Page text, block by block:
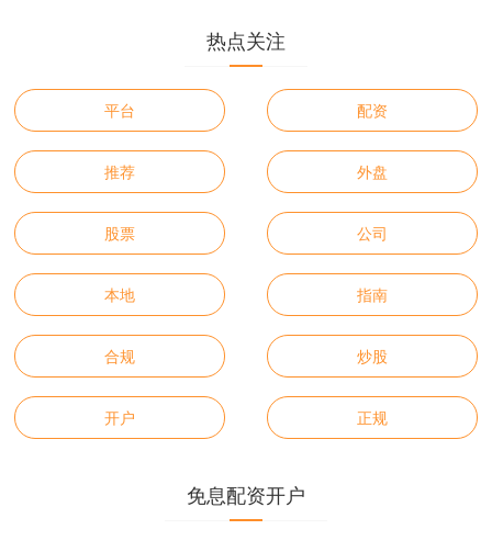
热点关注
平台 配资
推荐 外盘
股票 公司
本地 指南
合规 炒股
开户 正规
免息配资开户